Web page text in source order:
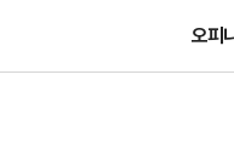
오피